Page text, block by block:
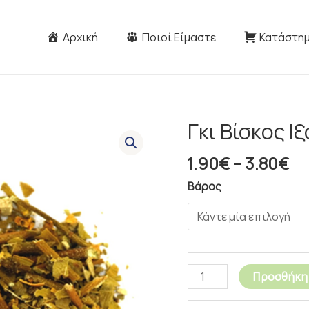
Αρχική Ποιοί Είμαστε
Γκι Βίσκος
1.90€–3.80€
Βάρος
Γκι
Βίσκος
Ιξός
ποσότητα
Προσθήκη